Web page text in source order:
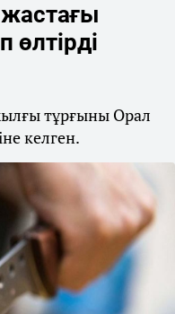
тұрғыны Орал
келген.